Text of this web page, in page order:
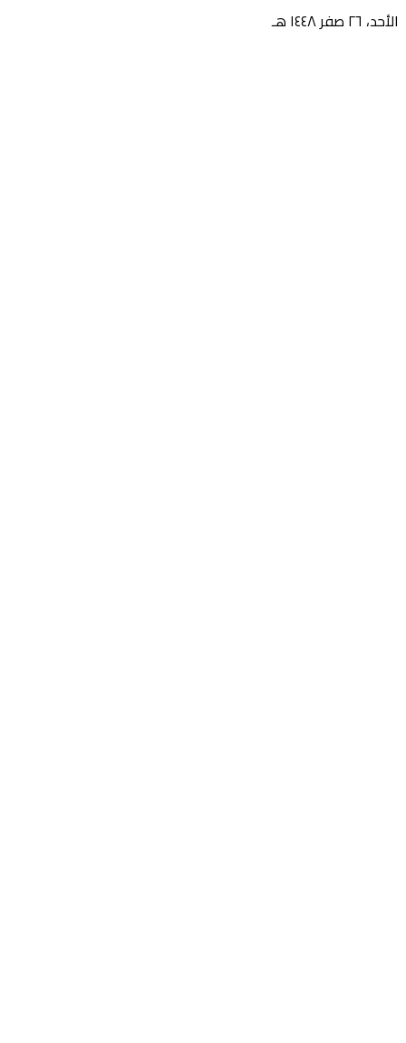
الأحد، ٢٦ صفر ١٤٤٨ هـ